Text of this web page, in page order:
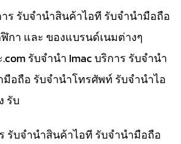
ร รับจำนำสินค้าไอที รับจำนำมือถือ
กา และ ของแบรนด์เนมต่างๆ
รับจำนำ Imac บริการ รับจำนำ
อถือ รับจำนำโทรศัพท์ รับจำนำไอ
รับ
รับจำนำสินค้าไอที รับจำนำมือถือ